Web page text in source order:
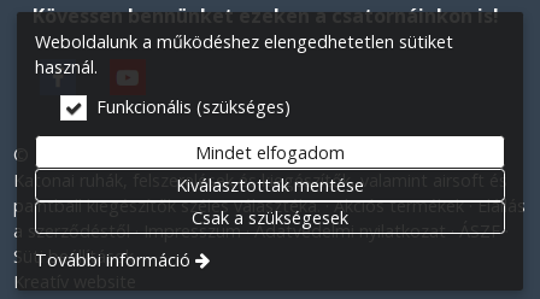
Kövessen bennünket ezeken a csatornáinkon is!
© 2026 Minden jog fenntartva! Légiós Military webáruház.
Katonai ruhák, felszerelések és kiegészítők, valamint airsoft és
paintball kiegészítők széles választéka. Akciós termékek Elállás
a szerződéstől Impresszum Adatvédelmi nyilatkozat ÁSZF
Süti beállítások
Kreatív website
Weboldalunk a működéshez elengedhetetlen sütiket
használ.
Funkcionális (szükséges)
Mindet elfogadom
Kiválasztottak mentése
Csak a szükségesek
További információ